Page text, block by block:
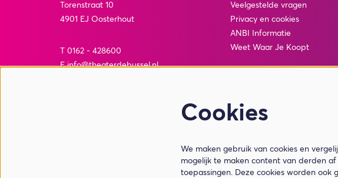
Torenstraat 10
4901 EJ Oosterhout
T 0162 - 428600
E info@theaterdebussel.nl
Maandag t/m vrijdag: 12.00 - 17.00 uur
Veelgestelde vragen
Privacy en cookies
ANBI Informatie
Weet Waar Je Koopt
Cookies
We maken gebruik van cookies en
mogelijk te maken content van derden af
toepassingen. Deze cookies worden ook